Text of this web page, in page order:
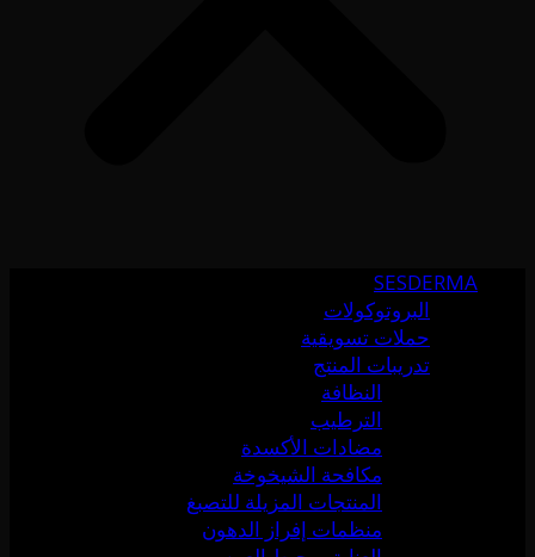
SESDERMA
البروتوكولات
حملات تسويقية
تدريبات المنتج
النظافة
الترطيب
مضادات الأكسدة
مكافحة الشيخوخة
المنتجات المزيلة للتصبغ
منظمات إفراز الدهون